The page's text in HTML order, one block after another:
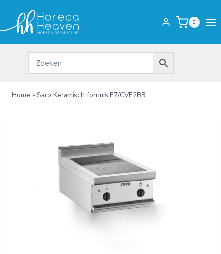
inhoud
0
Home » Saro Keramisch fornuis E7/CVE2BB